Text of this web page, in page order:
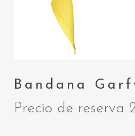
Bandana
Precio de reserva